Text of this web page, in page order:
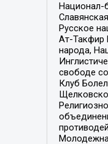
Национал-
Русское
Ат-Такфир
народа,
свободе
Клуб